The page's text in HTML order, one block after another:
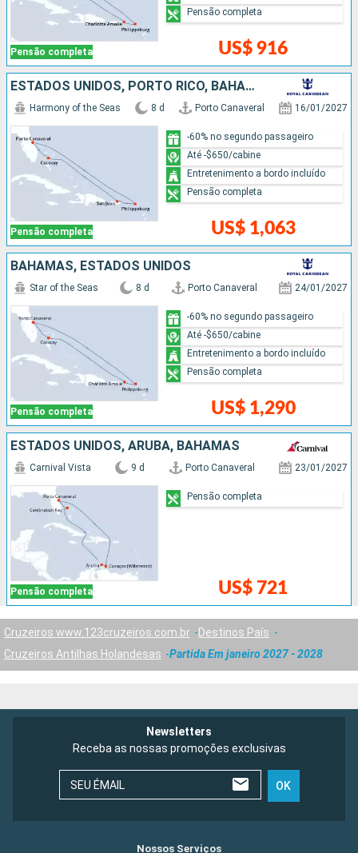
Pensão completa US$ 916
Pensão completa
ESTADOS UNIDOS, PORTO RICO, BAHAMAS
Pensão completa
Harmony of the Seas 8 d Porto Canaveral 16/01/2027
US$ 1,063
-60% no segundo passageiro
Até -$650/cabine
Entretenimento a bordo incluído
Pensão completa
BAHAMAS, ESTADOS UNIDOS
Pensão completa
Star of the Seas 8 d Porto Canaveral 24/01/2027
US$ 1,290
-60% no segundo passageiro
Até -$650/cabine
Entretenimento a bordo incluído
Pensão completa
ESTADOS UNIDOS, ARUBA, BAHAMAS
Pensão completa
Carnival Vista 9 d Porto Canaveral 23/01/2027
US$ 721
Pensão completa
Cruzeiros www.123cruzeiros.com.br
Destinos País
Cruzeiros Antilhas Holandesas
Partida Em janeiro 2027 - 2028
Newsletters
Receba as nossas promoções exclusivas
SEU ÉMAIL OK
Nossos Serviços